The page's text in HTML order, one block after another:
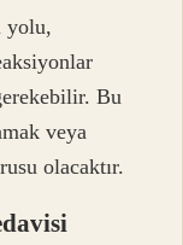
yolu,
Bu
veya
olacaktır.